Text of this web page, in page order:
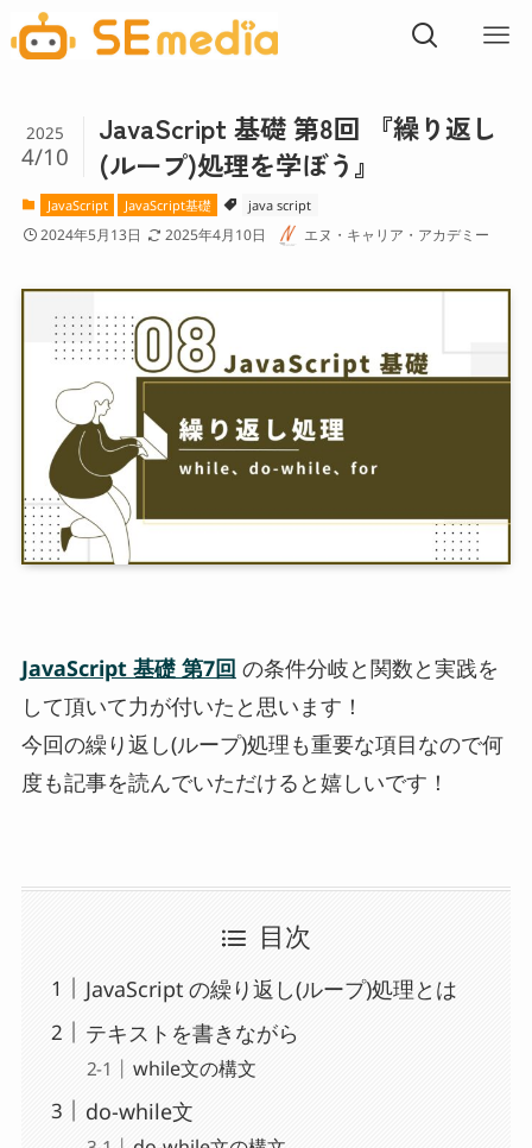
JavaScript 基礎 第8回 『繰り返し
(ループ)処理を学ぼう』
2025
4/10
JavaScript JavaScript基礎 java script
2024年5月13日 2025年4月10日 エヌ・キャリア・アカデミー
JavaScript 基礎 第7回 の条件分岐と関数と実践を
して頂いて力が付いたと思います！
今回の繰り返し(ループ)処理も重要な項目なので何
度も記事を読んでいただけると嬉しいです！
目次
JavaScript の繰り返し(ループ)処理とは
テキストを書きながら
while文の構文
do-while文